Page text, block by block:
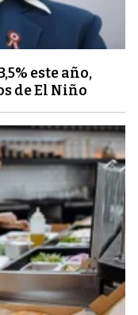
este año,
de El Niño